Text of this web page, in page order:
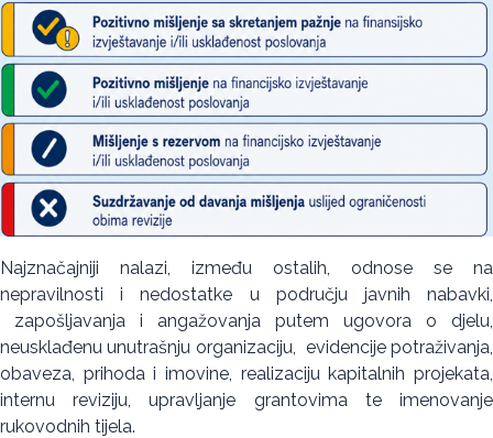
Najznačajniji nalazi, između ostalih, odnose se na
nepravilnosti i nedostatke u području javnih nabavki,
zapošljavanja i angažovanja putem ugovora o djelu,
neusklađenu unutrašnju organizaciju, evidencije potraživanja,
obaveza, prihoda i imovine, realizaciju kapitalnih projekata,
internu reviziju, upravljanje grantovima te imenovanje
rukovodnih tijela.